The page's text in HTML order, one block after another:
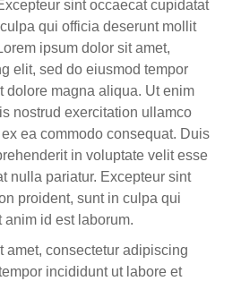
sint occaecat cupidatat
qui officia deserunt mollit
ipsum dolor sit amet,
elit, sed do eiusmod tempor
dolore magna aliqua. Ut enim
nostrud exercitation ullamco
ea commodo consequat. Duis
in voluptate velit esse
nulla pariatur. Excepteur sint
proident, sunt in culpa qui
id est laborum.
amet, consectetur adipiscing
incididunt ut labore et